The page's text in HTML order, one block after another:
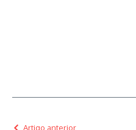
Artigo anterior